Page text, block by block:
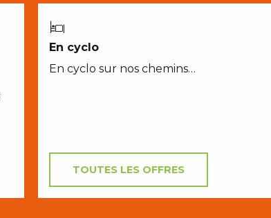
En cyclo
En cyclo sur nos chemins…
TOUTES LES OFFRES